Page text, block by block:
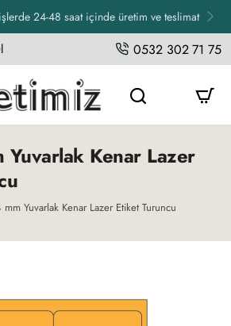
24-48 saat içinde üretim ve teslimat
0532 302 71 75
Yuvarlak Kenar Lazer
mm Yuvarlak Kenar Lazer Etiket Turuncu